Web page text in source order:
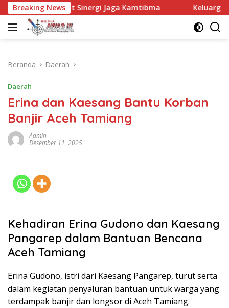
Langsung
ke
konten
Breaking News
Sinergi Jaga Kamtibma Keluarga Besar MTsN 2
Beranda Daerah
Daerah
Erina dan Kaesang Bantu Korban
Banjir Aceh Tamiang
Admin
Desember 11, 2025
Kehadiran Erina Gudono dan Kaesang
Pangarep dalam Bantuan Bencana
Aceh Tamiang
Erina Gudono, istri dari Kaesang Pangarep, turut serta
dalam kegiatan penyaluran bantuan untuk warga yang
terdampak banjir dan longsor di Aceh Tamiang.